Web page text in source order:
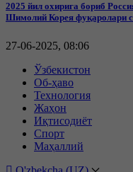
2025 йил охирига бориб
Шимолий Корея фуқаролари
27-06-2025, 08:06
Ўзбекистон
Об-ҳаво
Технология
Жаҳон
Иқтисодиёт
Спорт
Маҳаллий